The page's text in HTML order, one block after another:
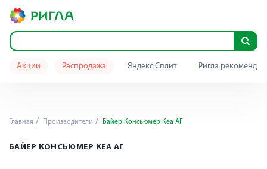
Акции Распродажа Яндекс Сплит Ригла
Главная Производители Байер Консьюмер Кеа АГ
БАЙЕР КОНСЬЮМЕР КЕА АГ